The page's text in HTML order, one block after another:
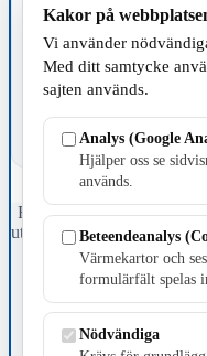
Fristående
ut tidningen Skillingaryd.nu
april 2026 omfattar
Värnamo
E-post:
Postadress:
Kakor på
Vi använder
Med ditt samtycke
sajten används.
Analys (Google
Hjälper oss se
används.
Beteendeanalys
Värmekartor och
formulärfält spelas
Nödvändiga